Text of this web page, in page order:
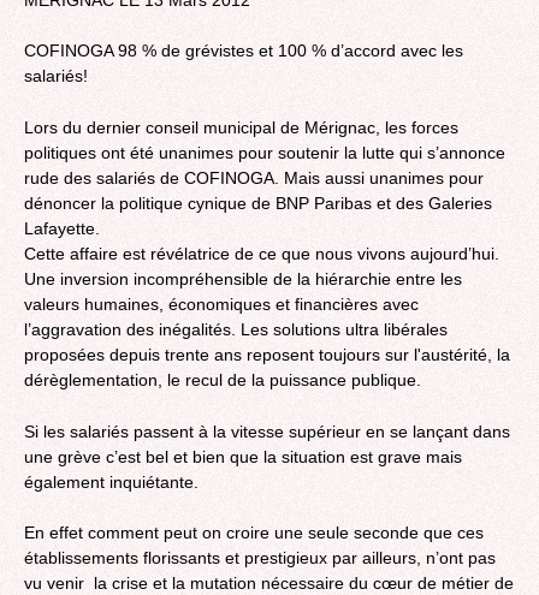
COFINOGA 98 % de grévistes et 100 % d’accord avec les
salariés!
Lors du dernier conseil municipal de Mérignac, les forces
politiques ont été unanimes pour soutenir la lutte qui s’annonce
rude des salariés de COFINOGA. Mais aussi unanimes pour
dénoncer la politique cynique de BNP Paribas et des Galeries
Lafayette.
Cette affaire est révélatrice de ce que nous vivons aujourd’hui.
Une inversion incompréhensible de la hiérarchie entre les
valeurs humaines, économiques et financières avec
l’aggravation des inégalités. Les solutions ultra libérales
proposées depuis trente ans reposent toujours sur l'austérité, la
dérèglementation, le recul de la puissance publique.
Si les salariés passent à la vitesse supérieur en se lançant dans
une grève c’est bel et bien que la situation est grave mais
également inquiétante.
En effet comment peut on croire une seule seconde que ces
établissements florissants et prestigieux par ailleurs, n’ont pas
vu venir la crise et la mutation nécessaire du cœur de métier de